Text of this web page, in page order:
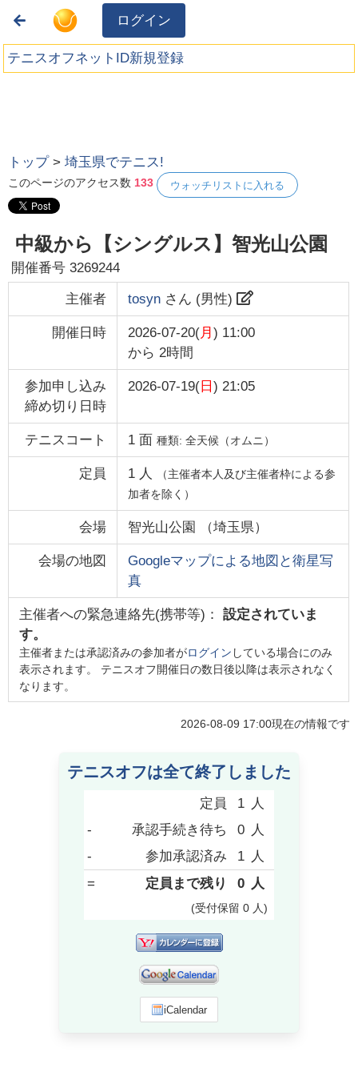
ログイン
テニスオフネットID新規登録
トップ >埼玉県でテニス!
このページのアクセス数 133 ウォッチリストに入れる
中級から【シングルス】智光山公園
開催番号3269244
主催者 tosynさん (男性)
開催日時 2026-07-20(月 ) 11:00
から 2時間
参加申し込み
締め切り日時
2026-07-19(日 ) 21:05
テニスコート 1面 種類: 全天候（オムニ）
定員 1 人
（主催者本人及び主催者枠による参
加者を除く）
会場 智光山公園 （埼玉県）
会場の地図
Googleマップによる地図と衛星写
真
主催者への緊急連絡先(携帯等)： 設定されていま
す。
主催者または承認済みの参加者がログイン している場合にのみ
表示されます。 テニスオフ開催日の数日後以降は表示されなく
なります。
2026-08-09 17:00現在の情報です
テニスオフは全て終了しました
定員 1 人
-
承認手続き待ち 0 人
-
参加承認済み 1 人
=
定員まで残り 0 人
(受付保留 0 人)
iCalendar